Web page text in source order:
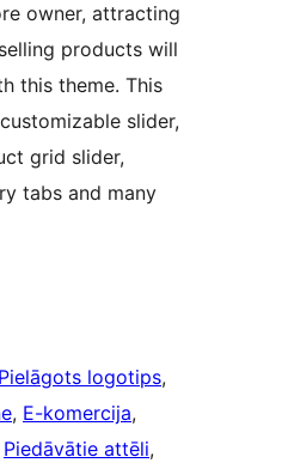
owner, attracting
products will
this theme. This
slider,
grid slider,
tabs and many
Pielāgots logotips
, E-komercija
Piedāvātie attēli